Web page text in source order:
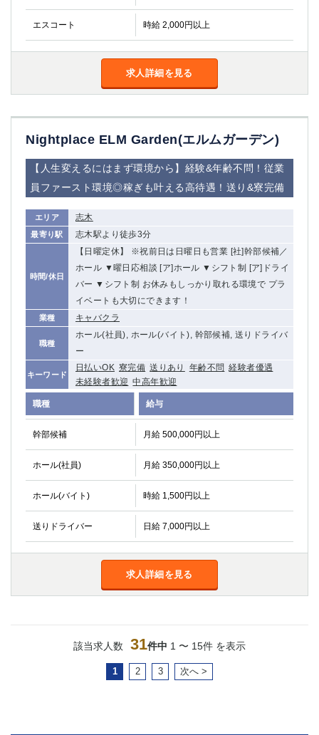
エスコート 時給 2,000円以上
求人詳細を見る
Nightplace ELM Garden(エルムガーデン)
【人生変えるにはまず環境から】経験&年齢不問！従業
員ファースト環境◎稼ぎも叶える高待遇！送り&寮完備
エリア 志木
最寄り駅 志木駅より徒歩3分
時間/休日
【日曜定休】 ※祝前日は日曜日も営業 [社]幹部候補／
ホール ▼曜日応相談 [ア]ホール ▼シフト制 [ア]ドライ
バー ▼シフト制 お休みもしっかり取れる環境で プラ
イベートも大切にできます！
業種 キャバクラ
職種
ホール(社員), ホール(バイト), 幹部候補, 送りドライバ
ー
キーワード
日払いOK 寮完備 送りあり 年齢不問 経験者優遇
未経験者歓迎 中高年歓迎
職種 給与
幹部候補 月給 500,000円以上
ホール(社員) 月給 350,000円以上
ホール(バイト) 時給 1,500円以上
送りドライバー 日給 7,000円以上
求人詳細を見る
該当求人数 31件中 1 〜 15件 を表示
1 2 3 次へ >